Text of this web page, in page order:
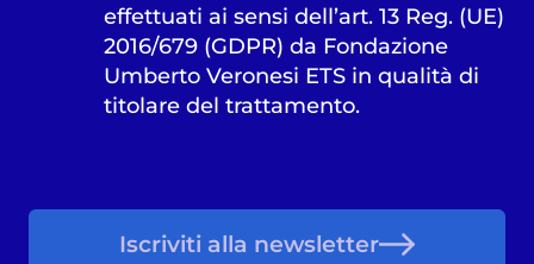
effettuati ai sensi dell’art. 13 Reg. (UE)
2016/679 (GDPR) da Fondazione
Umberto Veronesi ETS in qualità di
titolare del trattamento.
Iscriviti alla newsletter